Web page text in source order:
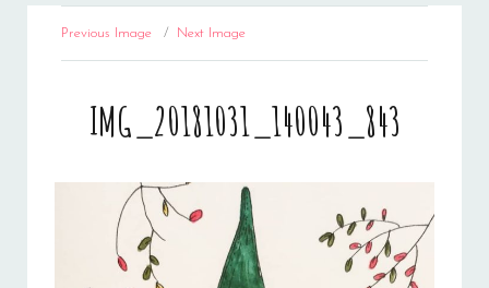
Previous Image Next Image
IMG_20181031_140043_843